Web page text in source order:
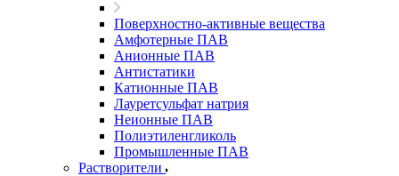
Поверхностно-активные вещества
Амфотерные ПАВ
Анионные ПАВ
Антистатики
Катионные ПАВ
Лауретсульфат натрия
Неионные ПАВ
Полиэтиленгликоль
Промышленные ПАВ
Растворители